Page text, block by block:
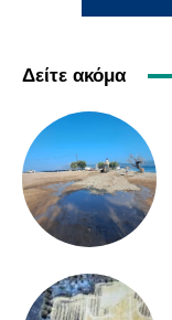
Δείτε ακόμα